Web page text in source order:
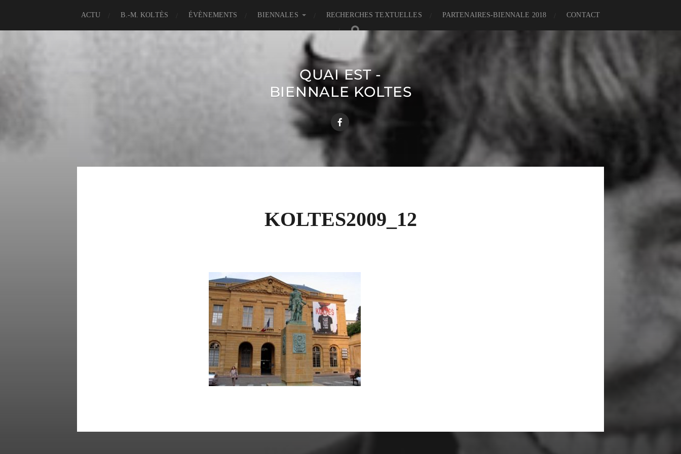
ACTU B.-M. KOLTÈS ÉVÈNEMENTS BIENNALES RECHERCHES TEXTUELLES PARTENAIRES-BIENNALE 2018 CONTACT
QUAI EST -
BIENNALE KOLTES
KOLTES2009_12